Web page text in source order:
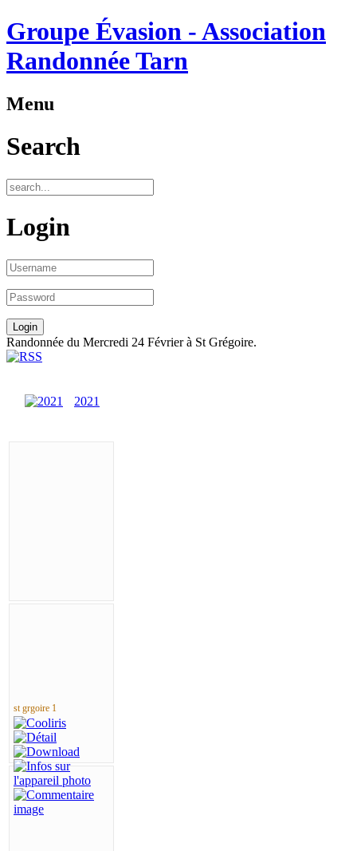
Groupe Évasion - Association
Randonnée Tarn
Menu
Search
Login
Randonnée du Mercredi 24 Février à St Grégoire.
2021
st grgoire 1